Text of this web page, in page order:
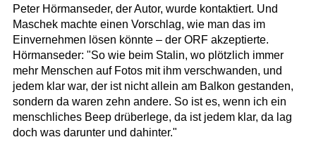
Peter Hörmanseder, der Autor, wurde kontaktiert. Und
Maschek machte einen Vorschlag, wie man das im
Einvernehmen lösen könnte – der ORF akzeptierte.
Hörmanseder: "So wie beim Stalin, wo plötzlich immer
mehr Menschen auf Fotos mit ihm verschwanden, und
jedem klar war, der ist nicht allein am Balkon gestanden,
sondern da waren zehn andere. So ist es, wenn ich ein
menschliches Beep drüberlege, da ist jedem klar, da lag
doch was darunter und dahinter."